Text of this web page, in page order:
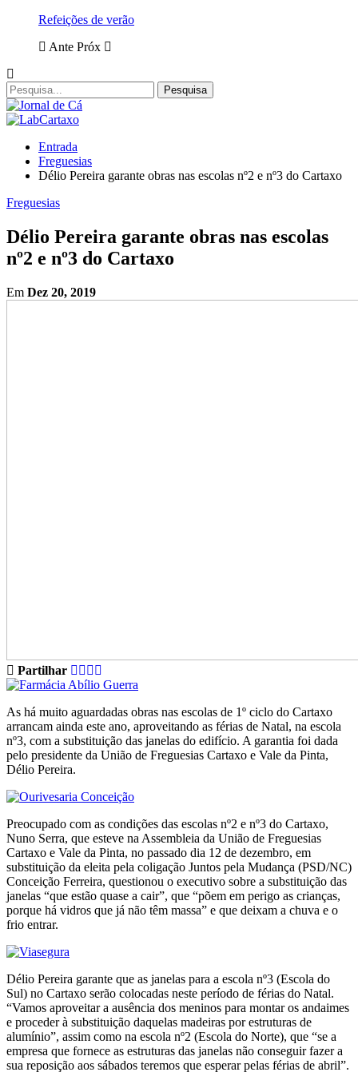
Refeições de verão
Ante Próx
Entrada
Freguesias
Délio Pereira garante obras nas escolas nº2 e nº3 do Cartaxo
Freguesias
Délio Pereira garante obras nas escolas
nº2 e nº3 do Cartaxo
Em Dez 20, 2019
Partilhar
As há muito aguardadas obras nas escolas de 1º ciclo do Cartaxo
arrancam ainda este ano, aproveitando as férias de Natal, na escola
nº3, com a substituição das janelas do edifício. A garantia foi dada
pelo presidente da União de Freguesias Cartaxo e Vale da Pinta,
Délio Pereira.
Preocupado com as condições das escolas nº2 e nº3 do Cartaxo,
Nuno Serra, que esteve na Assembleia da União de Freguesias
Cartaxo e Vale da Pinta, no passado dia 12 de dezembro, em
substituição da eleita pela coligação Juntos pela Mudança (PSD/NC)
Conceição Ferreira, questionou o executivo sobre a substituição das
janelas “que estão quase a cair”, que “põem em perigo as crianças,
porque há vidros que já não têm massa” e que deixam a chuva e o
frio entrar.
Délio Pereira garante que as janelas para a escola nº3 (Escola do
Sul) no Cartaxo serão colocadas neste período de férias do Natal.
“Vamos aproveitar a ausência dos meninos para montar os andaimes
e proceder à substituição daquelas madeiras por estruturas de
alumínio”, assim como na escola nº2 (Escola do Norte), que “se a
empresa que fornece as estruturas das janelas não conseguir fazer a
sua reposição aos sábados teremos que esperar pelas férias de abril”.